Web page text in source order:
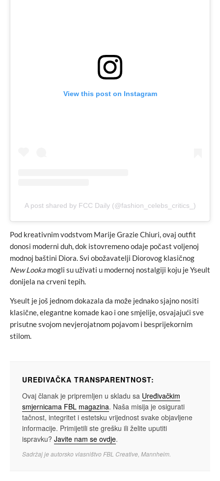
View this post on Instagram
A post shared by FCC Daily (@fashion_celebs_critics_)
Pod kreativnim vodstvom Marije Grazie Chiuri, ovaj outfit
donosi moderni duh, dok istovremeno odaje počast voljenoj
modnoj baštini Diora. Svi obožavatelji Diorovog klasičnog
New Looka mogli su uživati u modernoj nostalgiji koju je Yseult
donijela na crveni tepih.
Yseult je još jednom dokazala da može jednako sjajno nositi
klasične, elegantne komade kao i one smjelije, osvajajući sve
prisutne svojom nevjerojatnom pojavom i besprijekornim
stilom.
UREĐIVAČKA TRANSPARENTNOST:
Ovaj članak je pripremljen u skladu sa Uređivačkim
smjernicama FBL magazina. Naša misija je osigurati
tačnost, integritet i estetsku vrijednost svake objavljene
informacije. Primijetili ste grešku ili želite uputiti
ispravku? Javite nam se ovdje.
Sadržaj je autorsko vlasništvo FBL Creative, Mannheim.